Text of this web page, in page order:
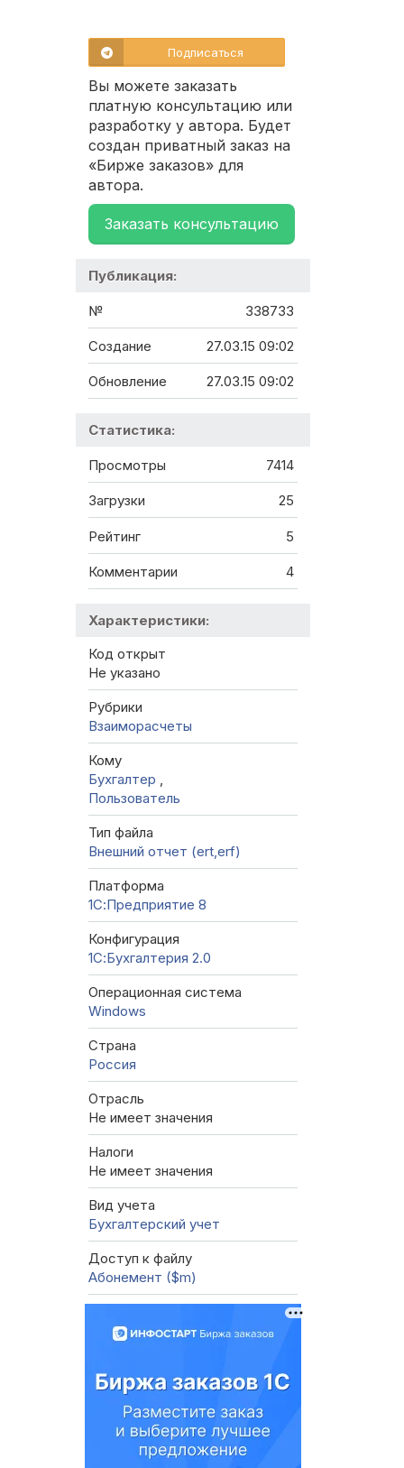
Подписаться
Вы можете заказать
платную консультацию или
разработку у автора. Будет
создан приватный заказ на
«Бирже заказов» для
автора.
Заказать консультацию
Публикация:
№ 338733
Создание 27.03.15 09:02
Обновление 27.03.15 09:02
Статистика:
Просмотры 7414
Загрузки 25
Рейтинг 5
Комментарии 4
Характеристики:
Код открыт
Не указано
Рубрики
Взаиморасчеты
Кому
Бухгалтер ,
Пользователь
Тип файла
Внешний отчет (ert,erf)
Платформа
1С:Предприятие 8
Конфигурация
1С:Бухгалтерия 2.0
Операционная система
Windows
Страна
Россия
Отрасль
Не имеет значения
Налоги
Не имеет значения
Вид учета
Бухгалтерский учет
Доступ к файлу
Абонемент ($m)